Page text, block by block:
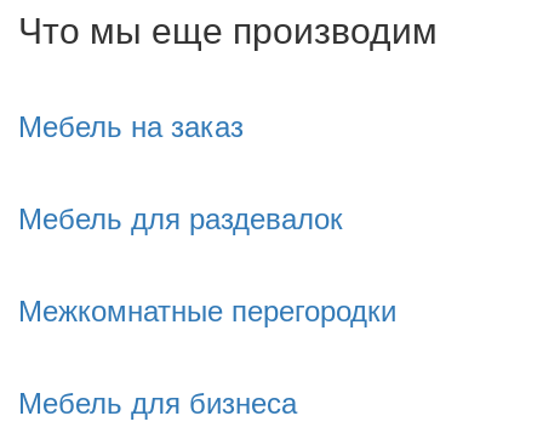
Что мы еще производим
Мебель на заказ
Мебель для раздевалок
Межкомнатные перегородки
Мебель для бизнеса